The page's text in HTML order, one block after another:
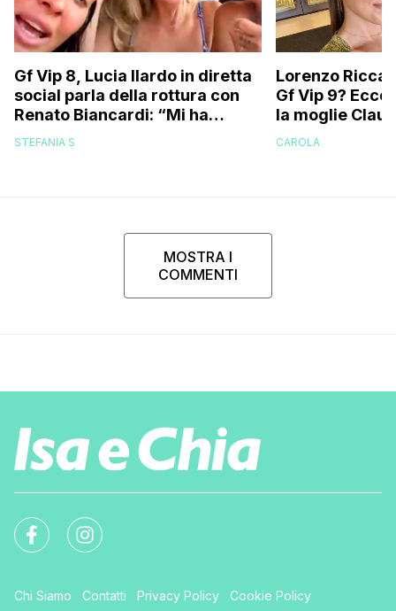
Gf Vip 8, Lucia Ilardo in diretta
social parla della rottura con
Renato Biancardi: “Mi ha
lasciata dopo che…”
STEFANIA S
Lorenzo
Gf Vip 9?
la moglie
CAROLA
MOSTRA I
COMMENTI
Chi Siamo Contatti Privacy Policy
Cookie Policy